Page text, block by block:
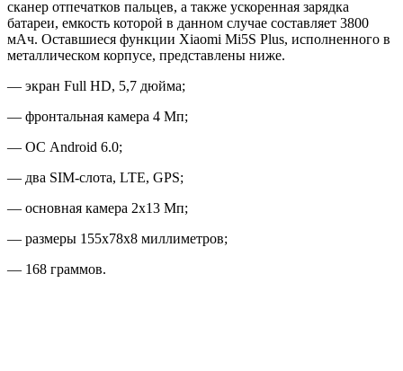
сканер отпечатков пальцев, а также ускоренная зарядка
батареи, емкость которой в данном случае составляет 3800
мАч. Оставшиеся функции Xiaomi Mi5S Plus, исполненного в
металлическом корпусе, представлены ниже.
— экран Full HD, 5,7 дюйма;
— фронтальная камера 4 Мп;
— ОС Android 6.0;
— два SIM-слота, LTE, GPS;
— основная камера 2х13 Мп;
— размеры 155х78х8 миллиметров;
— 168 граммов.